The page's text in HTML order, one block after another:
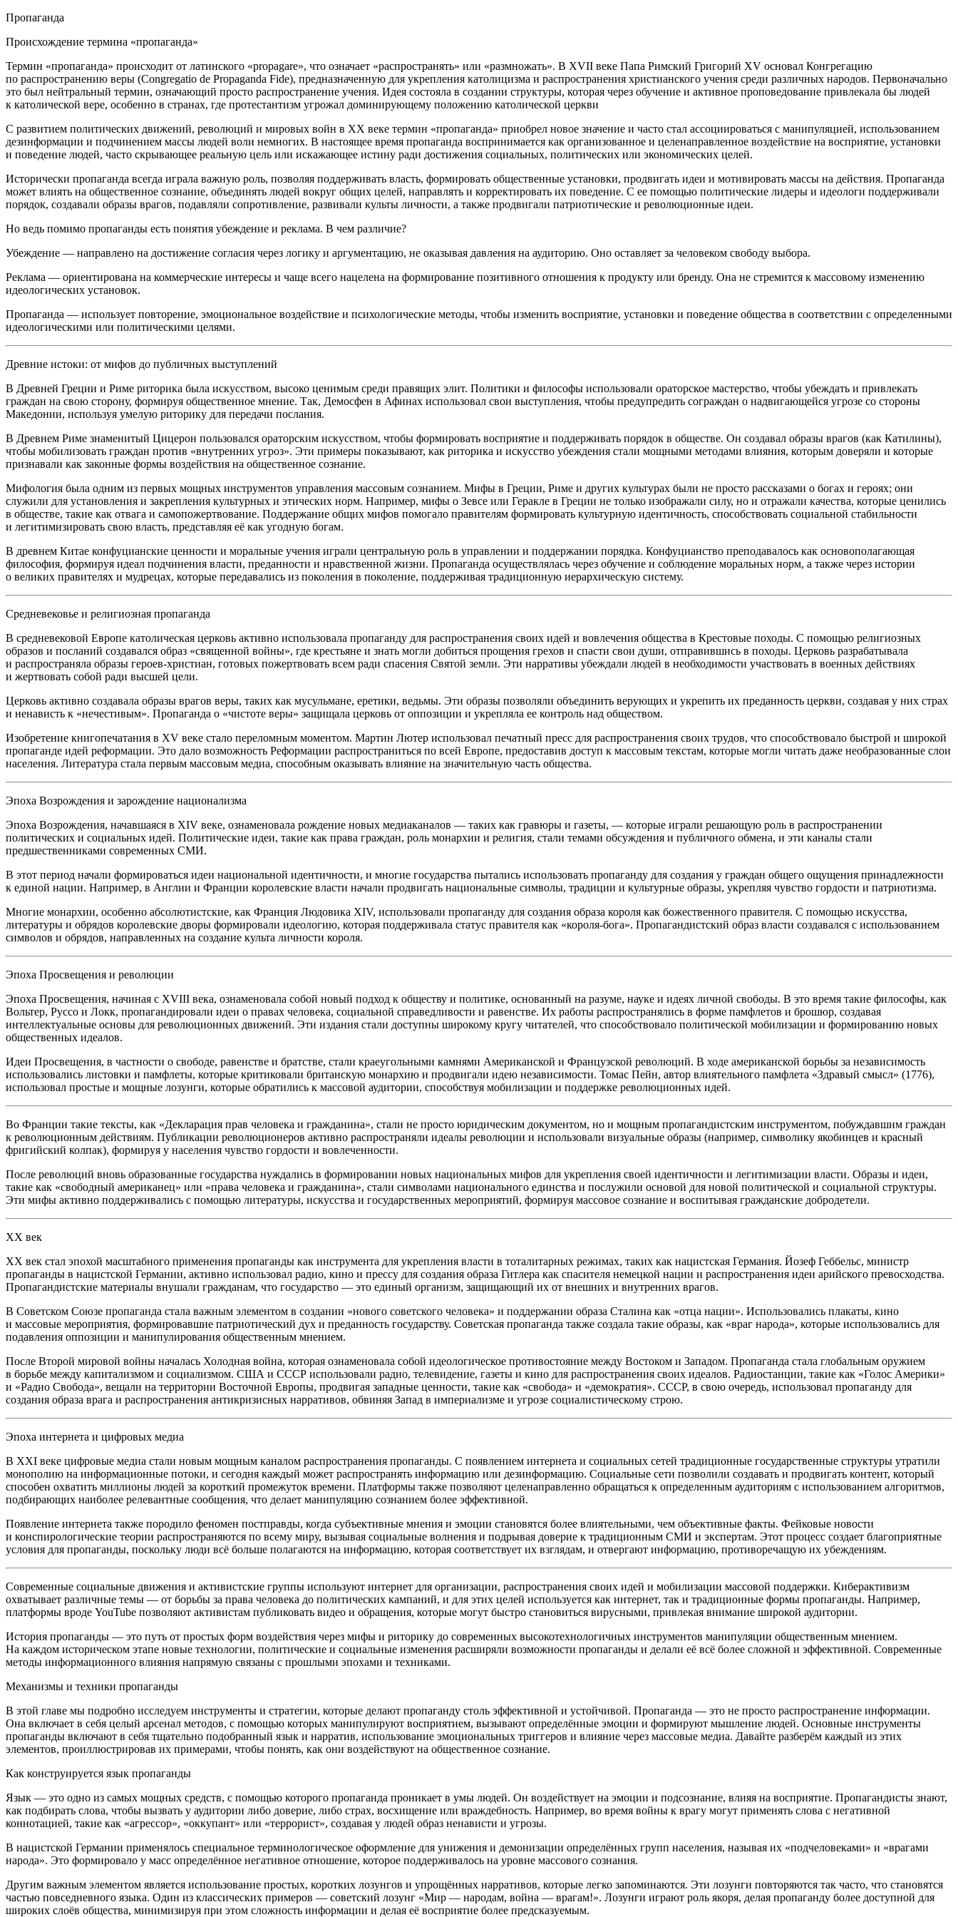
Пропаганда
Происхождение термина «пропаганда»
Термин «пропаганда» происходит от латинского «propagare», что означает «распространять» или «размножать». В XVII веке Папа Римский Григорий XV основал Конгрегацию
по распространению веры (Congregatio de Propaganda Fide), предназначенную для укрепления католицизма и распространения христианского учения среди различных народов. Первоначально
это был нейтральный термин, означающий просто распространение учения. Идея состояла в создании структуры, которая через обучение и активное проповедование привлекала бы людей
к католической вере, особенно в странах, где протестантизм угрожал доминирующему положению католической церкви
С развитием политических движений, революций и мировых войн в XX веке термин «пропаганда» приобрел новое значение и часто стал ассоциироваться с манипуляцией, использованием
дезинформации и подчинением массы людей воли немногих. В настоящее время пропаганда воспринимается как организованное и целенаправленное воздействие на восприятие, установки
и поведение людей, часто скрывающее реальную цель или искажающее истину ради достижения социальных, политических или экономических целей.
Исторически пропаганда всегда играла важную роль, позволяя поддерживать власть, формировать общественные установки, продвигать идеи и мотивировать массы на действия. Пропаганда
может влиять на общественное сознание, объединять людей вокруг общих целей, направлять и корректировать их поведение. С ее помощью политические лидеры и идеологи поддерживали
порядок, создавали образы врагов, подавляли сопротивление, развивали культы личности, а также продвигали патриотические и революционные идеи.
Но ведь помимо пропаганды есть понятия убеждение и реклама. В чем различие?
Убеждение — направлено на достижение согласия через логику и аргументацию, не оказывая давления на аудиторию. Оно оставляет за человеком свободу выбора.
Реклама — ориентирована на коммерческие интересы и чаще всего нацелена на формирование позитивного отношения к продукту или бренду. Она не стремится к массовому изменению
идеологических установок.
Пропаганда — использует повторение, эмоциональное воздействие и психологические методы, чтобы изменить восприятие, установки и поведение общества в соответствии с определенными
идеологическими или политическими целями.
Древние истоки: от мифов до публичных выступлений
В Древней Греции и Риме риторика была искусством, высоко ценимым среди правящих элит. Политики и философы использовали ораторское мастерство, чтобы убеждать и привлекать
граждан на свою сторону, формируя общественное мнение. Так, Демосфен в Афинах использовал свои выступления, чтобы предупредить сограждан о надвигающейся угрозе со стороны
Македонии, используя умелую риторику для передачи послания.
В Древнем Риме знаменитый Цицерон пользовался ораторским искусством, чтобы формировать восприятие и поддерживать порядок в обществе. Он создавал образы врагов (как Катилины),
чтобы мобилизовать граждан против «внутренних угроз». Эти примеры показывают, как риторика и искусство убеждения стали мощными методами влияния, которым доверяли и которые
признавали как законные формы воздействия на общественное сознание.
Мифология была одним из первых мощных инструментов управления массовым сознанием. Мифы в Греции, Риме и других культурах были не просто рассказами о богах и героях; они
служили для установления и закрепления культурных и этических норм. Например, мифы о Зевсе или Геракле в Греции не только изображали силу, но и отражали качества, которые ценились
в обществе, такие как отвага и самопожертвование. Поддержание общих мифов помогало правителям формировать культурную идентичность, способствовать социальной стабильности
и легитимизировать свою власть, представляя её как угодную богам.
В древнем Китае конфуцианские ценности и моральные учения играли центральную роль в управлении и поддержании порядка. Конфуцианство преподавалось как основополагающая
философия, формируя идеал подчинения власти, преданности и нравственной жизни. Пропаганда осуществлялась через обучение и соблюдение моральных норм, а также через истории
о великих правителях и мудрецах, которые передавались из поколения в поколение, поддерживая традиционную иерархическую систему.
Средневековье и религиозная пропаганда
В средневековой Европе католическая церковь активно использовала пропаганду для распространения своих идей и вовлечения общества в Крестовые походы. С помощью религиозных
образов и посланий создавался образ «священной войны», где крестьяне и знать могли добиться прощения грехов и спасти свои души, отправившись в походы. Церковь разрабатывала
и распространяла образы героев-христиан, готовых пожертвовать всем ради спасения Святой земли. Эти нарративы убеждали людей в необходимости участвовать в военных действиях
и жертвовать собой ради высшей цели.
Церковь активно создавала образы врагов веры, таких как мусульмане, еретики, ведьмы. Эти образы позволяли объединить верующих и укрепить их преданность церкви, создавая у них страх
и ненависть к «нечестивым». Пропаганда о «чистоте веры» защищала церковь от оппозиции и укрепляла ее контроль над обществом.
Изобретение книгопечатания в XV веке стало переломным моментом. Мартин Лютер использовал печатный пресс для распространения своих трудов, что способствовало быстрой и широкой
пропаганде идей реформации. Это дало возможность Реформации распространиться по всей Европе, предоставив доступ к массовым текстам, которые могли читать даже необразованные слои
населения. Литература стала первым массовым медиа, способным оказывать влияние на значительную часть общества.
Эпоха Возрождения и зарождение национализма
Эпоха Возрождения, начавшаяся в XIV веке, ознаменовала рождение новых медиаканалов — таких как гравюры и газеты, — которые играли решающую роль в распространении
политических и социальных идей. Политические идеи, такие как права граждан, роль монархии и религия, стали темами обсуждения и публичного обмена, и эти каналы стали
предшественниками современных СМИ.
В этот период начали формироваться идеи национальной идентичности, и многие государства пытались использовать пропаганду для создания у граждан общего ощущения принадлежности
к единой нации. Например, в Англии и Франции королевские власти начали продвигать национальные символы, традиции и культурные образы, укрепляя чувство гордости и патриотизма.
Многие монархии, особенно абсолютистские, как Франция Людовика XIV, использовали пропаганду для создания образа короля как божественного правителя. С помощью искусства,
литературы и обрядов королевские дворы формировали идеологию, которая поддерживала статус правителя как «короля-бога». Пропагандистский образ власти создавался с использованием
символов и обрядов, направленных на создание культа личности короля.
Эпоха Просвещения и революции
Эпоха Просвещения, начиная с XVIII века, ознаменовала собой новый подход к обществу и политике, основанный на разуме, науке и идеях личной свободы. В это время такие философы, как
Вольтер, Руссо и Локк, пропагандировали идеи о правах человека, социальной справедливости и равенстве. Их работы распространялись в форме памфлетов и брошюр, создавая
интеллектуальные основы для революционных движений. Эти издания стали доступны широкому кругу читателей, что способствовало политической мобилизации и формированию новых
общественных идеалов.
Идеи Просвещения, в частности о свободе, равенстве и братстве, стали краеугольными камнями Американской и Французской революций. В ходе американской борьбы за независимость
использовались листовки и памфлеты, которые критиковали британскую монархию и продвигали идею независимости. Томас Пейн, автор влиятельного памфлета «Здравый смысл» (1776),
использовал простые и мощные лозунги, которые обратились к массовой аудитории, способствуя мобилизации и поддержке революционных идей.
Во Франции такие тексты, как «Декларация прав человека и гражданина», стали не просто юридическим документом, но и мощным пропагандистским инструментом, побуждавшим граждан
к революционным действиям. Публикации революционеров активно распространяли идеалы революции и использовали визуальные образы (например, символику якобинцев и красный
фригийский колпак), формируя у населения чувство гордости и вовлеченности.
После революций вновь образованные государства нуждались в формировании новых национальных мифов для укрепления своей идентичности и легитимизации власти. Образы и идеи,
такие как «свободный американец» или «права человека и гражданина», стали символами национального единства и послужили основой для новой политической и социальной структуры.
Эти мифы активно поддерживались с помощью литературы, искусства и государственных мероприятий, формируя массовое сознание и воспитывая гражданские добродетели.
XX век
XX век стал эпохой масштабного применения пропаганды как инструмента для укрепления власти в тоталитарных режимах, таких как нацистская Германия. Йозеф Геббельс, министр
пропаганды в нацистской Германии, активно использовал радио, кино и прессу для создания образа Гитлера как спасителя немецкой нации и распространения идеи арийского превосходства.
Пропагандистские материалы внушали гражданам, что государство — это единый организм, защищающий их от внешних и внутренних врагов.
В Советском Союзе пропаганда стала важным элементом в создании «нового советского человека» и поддержании образа Сталина как «отца нации». Использовались плакаты, кино
и массовые мероприятия, формировавшие патриотический дух и преданность государству. Советская пропаганда также создала такие образы, как «враг народа», которые использовались для
подавления оппозиции и манипулирования общественным мнением.
После Второй мировой войны началась Холодная война, которая ознаменовала собой идеологическое противостояние между Востоком и Западом. Пропаганда стала глобальным оружием
в борьбе между капитализмом и социализмом. США и СССР использовали радио, телевидение, газеты и кино для распространения своих идеалов. Радиостанции, такие как «Голос Америки»
и «Радио Свобода», вещали на территории Восточной Европы, продвигая западные ценности, такие как «свобода» и «демократия». СССР, в свою очередь, использовал пропаганду для
создания образа врага и распространения антикризисных нарративов, обвиняя Запад в империализме и угрозе социалистическому строю.
Эпоха интернета и цифровых медиа
В XXI веке цифровые медиа стали новым мощным каналом распространения пропаганды. С появлением интернета и социальных сетей традиционные государственные структуры утратили
монополию на информационные потоки, и сегодня каждый может распространять информацию или дезинформацию. Социальные сети позволили создавать и продвигать контент, который
способен охватить миллионы людей за короткий промежуток времени. Платформы также позволяют целенаправленно обращаться к определенным аудиториям с использованием алгоритмов,
подбирающих наиболее релевантные сообщения, что делает манипуляцию сознанием более эффективной.
Появление интернета также породило феномен постправды, когда субъективные мнения и эмоции становятся более влиятельными, чем объективные факты. Фейковые новости
и конспирологические теории распространяются по всему миру, вызывая социальные волнения и подрывая доверие к традиционным СМИ и экспертам. Этот процесс создает благоприятные
условия для пропаганды, поскольку люди всё больше полагаются на информацию, которая соответствует их взглядам, и отвергают информацию, противоречащую их убеждениям.
Современные социальные движения и активистские группы используют интернет для организации, распространения своих идей и мобилизации массовой поддержки. Киберактивизм
охватывает различные темы — от борьбы за права человека до политических кампаний, и для этих целей используется как интернет, так и традиционные формы пропаганды. Например,
платформы вроде YouTube позволяют активистам публиковать видео и обращения, которые могут быстро становиться вирусными, привлекая внимание широкой аудитории.
История пропаганды — это путь от простых форм воздействия через мифы и риторику до современных высокотехнологичных инструментов манипуляции общественным мнением.
На каждом историческом этапе новые технологии, политические и социальные изменения расширяли возможности пропаганды и делали её всё более сложной и эффективной. Современные
методы информационного влияния напрямую связаны с прошлыми эпохами и техниками.
Механизмы и техники пропаганды
В этой главе мы подробно исследуем инструменты и стратегии, которые делают пропаганду столь эффективной и устойчивой. Пропаганда — это не просто распространение информации.
Она включает в себя целый арсенал методов, с помощью которых манипулируют восприятием, вызывают определённые эмоции и формируют мышление людей. Основные инструменты
пропаганды включают в себя тщательно подобранный язык и нарратив, использование эмоциональных триггеров и влияние через массовые медиа. Давайте разберём каждый из этих
элементов, проиллюстрировав их примерами, чтобы понять, как они воздействуют на общественное сознание.
Как конструируется язык пропаганды
Язык — это одно из самых мощных средств, с помощью которого пропаганда проникает в умы людей. Он воздействует на эмоции и подсознание, влияя на восприятие. Пропагандисты знают,
как подбирать слова, чтобы вызвать у аудитории либо доверие, либо страх, восхищение или враждебность. Например, во время войны к врагу могут применять слова с негативной
коннотацией, такие как «агрессор», «оккупант» или «террорист», создавая у людей образ ненависти и угрозы.
В нацистской Германии применялось специальное терминологическое оформление для унижения и демонизации определённых групп населения, называя их «подчеловеками» и «врагами
народа». Это формировало у масс определённое негативное отношение, которое поддерживалось на уровне массового сознания.
Другим важным элементом является использование простых, коротких лозунгов и упрощённых нарративов, которые легко запоминаются. Эти лозунги повторяются так часто, что становятся
частью повседневного языка. Один из классических примеров — советский лозунг «Мир — народам, война — врагам!». Лозунги играют роль якоря, делая пропаганду более доступной для
широких слоёв общества, минимизируя при этом сложность информации и делая её восприятие более предсказуемым.